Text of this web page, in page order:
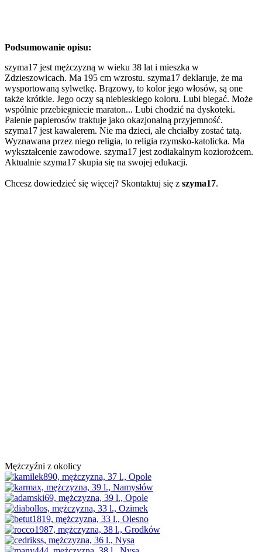
Podsumowanie opisu:
szyma17 jest mężczyzną w wieku 38 lat i mieszka w
Zdzieszowicach. Ma 195 cm wzrostu. szyma17 deklaruje, że ma
wysportowaną sylwetkę. Brązowy, to kolor jego włosów, są one
także krótkie. Jego oczy są niebieskiego koloru. Lubi biegać. Może
wspólnie przebiegniecie maraton... Lubi chodzić na dyskoteki.
Palenie papierosów traktuje jako okazjonalną przyjemność.
szyma17 jest kawalerem. Nie ma dzieci, ale chciałby zostać tatą.
Wyznawana przez niego religia, to religia rzymsko-katolicka. Ma
wykształcenie zawodowe. szyma17 jest zodiakalnym koziorożcem.
Aktualnie szyma17 skupia się na swojej edukacji.
Chcesz dowiedzieć się więcej? Skontaktuj się z szyma17.
Mężczyźni z okolicy